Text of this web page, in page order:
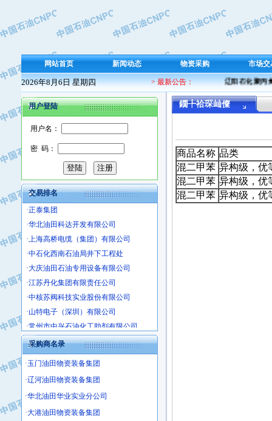
网站首页 新闻动态 物资采购 市场交
2026年8月6日 星期四 > 最新公告： 辽阳石化聚丙烯
用户登陆
用户名：
密 码：
交易排名
·保定北奥石油物探特种车辆制造有限
·盘锦辽河油田天意石油装备有限公司
·沧州市电气控制设备厂
·中船重工中南装备有限责任公司
·南石力天传动件有限公司
·浙江瑞普环境技术有限公司
·华北石油新大禹环保设备有限公司
·河北翼凌机械制造总厂
·萍乡市庞泰化工填料有限公司
·上海宝钢商贸有限公司
·辽河石油勘探局总机械厂
·正泰集团
·华北油田科达开发有限公司
·上海高桥电缆（集团）有限公司
·中石化西南石油局井下工程处
·大庆油田石油专用设备有限公司
·江苏丹化集团有限责任公司
·中核苏阀科技实业股份有限公司
·山特电子（深圳）有限公司
·常州市中兴石油化工助剂有限公司
·姜堰市三联助剂有限公司
·四川中光高技术研究所有限责任公司
·江苏天安防雷工程有限责任公司
·山东东营胜利工业园区
采购商名录
·玉门油田物资装备集团
·辽河油田物资装备集团
·华北油田华业实业分公司
·大港油田物资装备集团
鐗╄祫琛屾儏
商品名称 品类
混二甲苯 异构级，优
混二甲苯 异构级，优
混二甲苯 异构级，优